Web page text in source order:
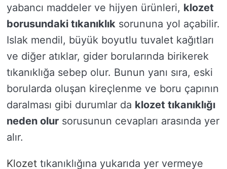
yabancı maddeler ve hijyen ürünleri, klozet
borusundaki tıkanıklık sorununa yol açabilir.
Islak mendil, büyük boyutlu tuvalet kağıtları
ve diğer atıklar, gider borularında birikerek
tıkanıklığa sebep olur. Bunun yanı sıra, eski
borularda oluşan kireçlenme ve boru çapının
daralması gibi durumlar da klozet tıkanıklığı
neden olur sorusunun cevapları arasında yer
alır.
Klozet tıkanıklığına yukarıda yer vermeye